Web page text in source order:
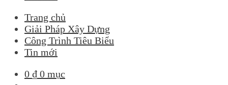
Trang chủ
Giải Pháp Xây Dựng
Công Trình Tiêu Biểu
Tin mới
0 ₫ 0 mục